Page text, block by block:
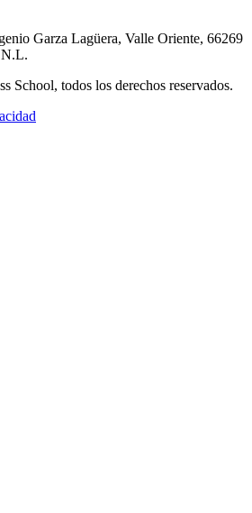
Garza Lagüera, Valle Oriente, 66269
N.L.
School, todos los derechos reservados.